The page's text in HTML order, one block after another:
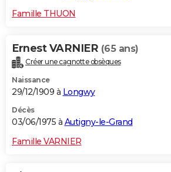
Famille THUON
Ernest VARNIER (65 ans)
Créer une cagnotte obsèques
Naissance
29/12/1909 à Longwy
Décès
03/06/1975 à Autigny-le-Grand
Famille VARNIER